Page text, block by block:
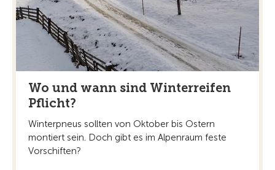
Wo und wann sind Winterreifen
Pflicht?
Winterpneus sollten von Oktober bis Ostern
montiert sein. Doch gibt es im Alpenraum feste
Vorschiften?